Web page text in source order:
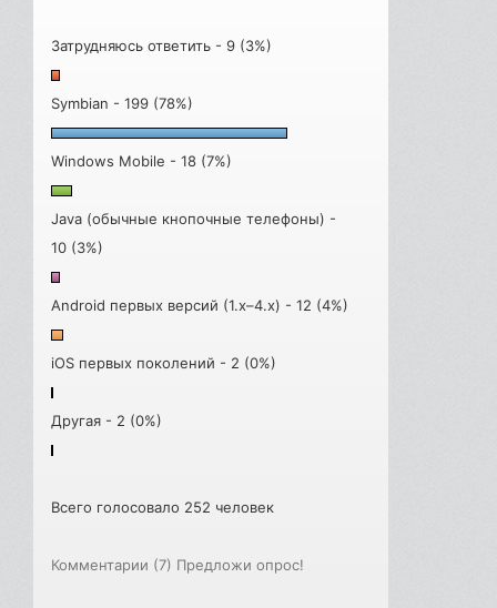
Затрудняюсь ответить - 9 (3%)
Symbian - 199 (78%)
Windows Mobile - 18 (7%)
Java (обычные кнопочные телефоны) -
10 (3%)
Android первых версий (1.x–4.x) - 12 (4%)
iOS первых поколений - 2 (0%)
Другая - 2 (0%)
Всего голосовало 252 человек
Комментарии (7) Предложи опрос!